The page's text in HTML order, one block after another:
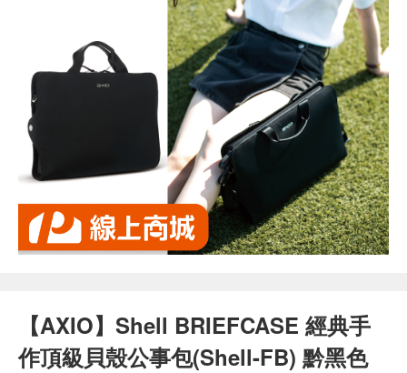
【AXIO】Shell BRIEFCASE 經典手
作頂級貝殼公事包(Shell-FB) 黔黑色